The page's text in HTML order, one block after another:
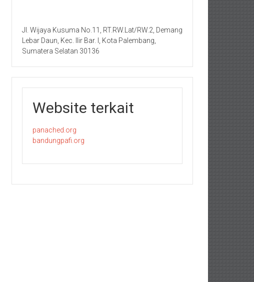
Jl. Wijaya Kusuma No.11, RT.RW.Lat/RW.2, Demang
Lebar Daun, Kec. Ilir Bar. I, Kota Palembang,
Sumatera Selatan 30136
Website terkait
panached.org
bandungpafi.org